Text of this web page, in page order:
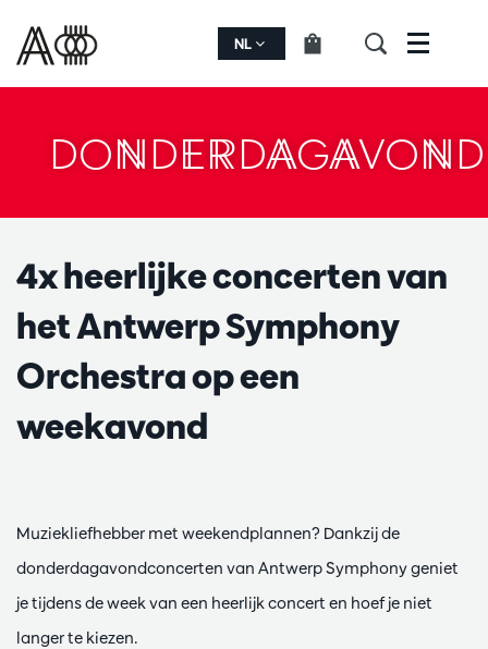
NL Menu
DONDERDAGAVOND
4x heerlijke concerten van
het Antwerp Symphony
Orchestra op een
weekavond
Muziekliefhebber met weekendplannen? Dankzij de
donderdagavondconcerten van Antwerp Symphony geniet
je tijdens de week van een heerlijk concert en hoef je niet
langer te kiezen.